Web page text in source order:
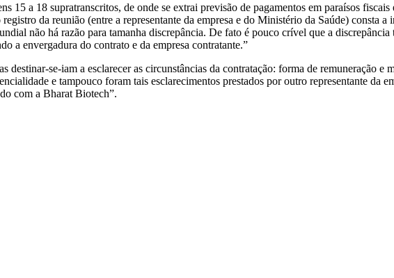
15 a 18 supratranscritos, de onde se extrai previsão de pagamentos em paraísos
da reunião (entre a representante da empresa e do Ministério da Saúde) consta
não há razão para tamanha discrepância. De fato é pouco crível que a
a envergadura do contrato e da empresa contratante.”
destinar-se-iam a esclarecer as circunstâncias da contratação: forma de remuneração
e tampouco foram tais esclarecimentos prestados por outro representante da
com a Bharat Biotech”.